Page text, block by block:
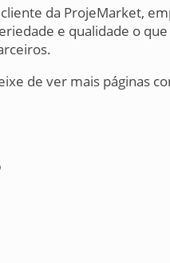
da ProjeMarket,
e qualidade o
de ver mais páginas